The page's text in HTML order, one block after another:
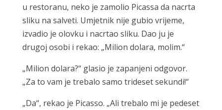
u restoranu, neko je zamolio Picassa da nacrta
sliku na salveti. Umjetnik nije gubio vrijeme,
izvadio je olovku i nacrtao sliku. Dao ju je
drugoj osobi i rekao: „Milion dolara, molim.“
„Milion dolara?“ glasio je zapanjeni odgovor.
„Za to vam je trebalo samo trideset sekundi!“
„Da“, rekao je Picasso. „Ali trebalo mi je pedeset